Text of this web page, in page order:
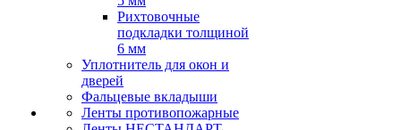
Рихтовочные
подкладки толщиной
6 мм
Уплотнитель для окон и
дверей
Фальцевые вкладыши
Ленты противопожарные